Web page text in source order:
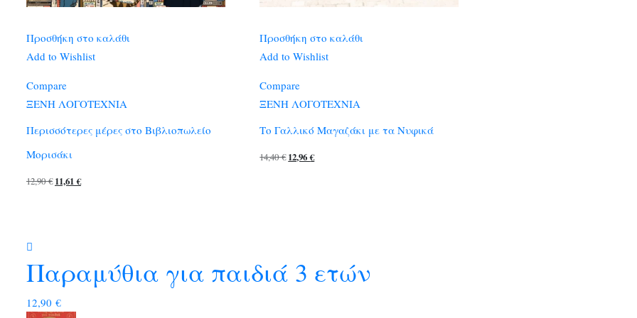
Προσθήκη στο καλάθι
Add to Wishlist
Compare
ΞΕΝΗ ΛΟΓΟΤΕΧΝΙΑ
Περισσότερες μέρες στο Βιβλιοπωλείο
Μορισάκι
12,90€ Original
11,61€Η
Προσθήκη στο καλάθι
Add to Wishlist
Compare
ΞΕΝΗ ΛΟΓΟΤΕΧΝΙΑ
Το Γαλλικό Μαγαζάκι με τα Νυφικά
14,40€ Original
12,96€Η
Παραμύθια για παιδιά 3 ετών
12,90 €